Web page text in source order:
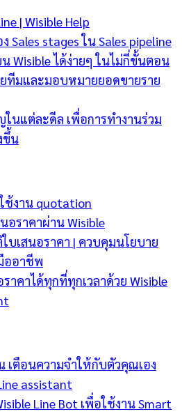
| Wisible Help
Sales stages ใน Sales pipeline
Wisible ได้ง่ายๆ ในไม่กี่ขั้นตอน
ทีมและมอบหมายยอดขายราย
นแต่ละดีล เพื่อการทำงานร่วม
ขึ้น
ช้งาน quotation
นอราคาผ่าน Wisible
บเสนอราคา | ควบคุมนโยบาย
ออาชีพ
าคาได้ทุกที่ทุกเวลาด้วย Wisible
เตือนความจำให้กับตัวคุณเอง
assistant
Line Bot เพื่อใช้งาน Smart